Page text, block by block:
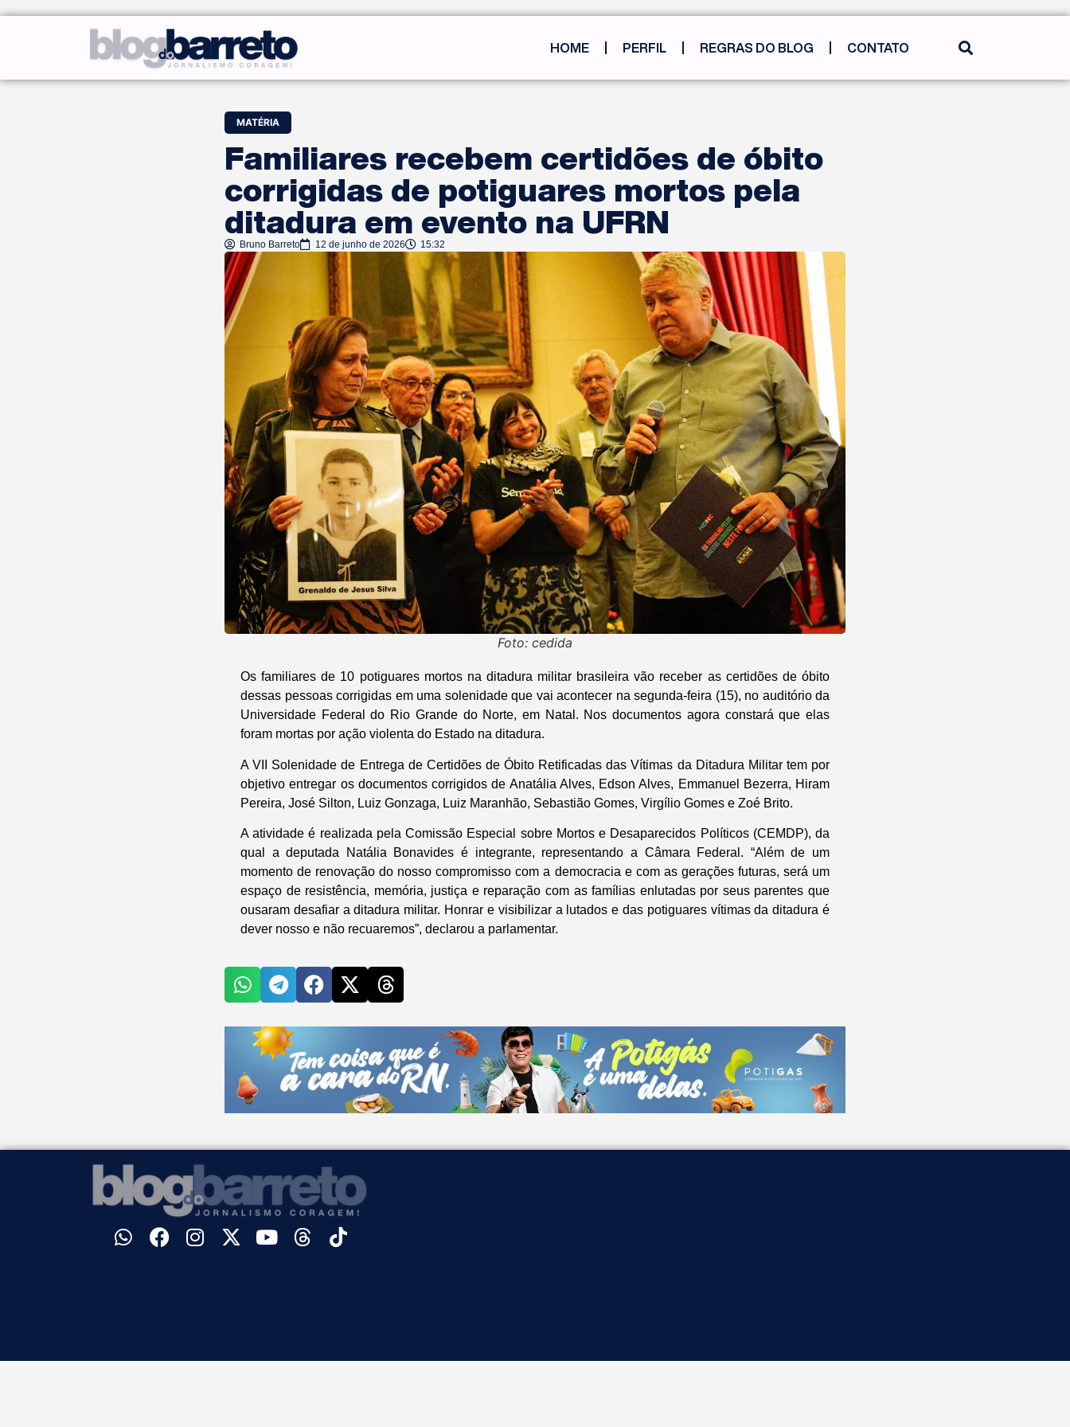
HOME PERFIL REGRAS DO BLOG CONTATO
MATÉRIA
Familiares recebem certidões de óbito
corrigidas de potiguares mortos pela
ditadura em evento na UFRN
Bruno Barreto 12 de junho de 2026 15:32
Foto: cedida
Os familiares de 10 potiguares mortos na ditadura militar brasileira vão receber as certidões de óbito
dessas pessoas corrigidas em uma solenidade que vai acontecer na segunda-feira (15), no auditório da
Universidade Federal do Rio Grande do Norte, em Natal. Nos documentos agora constará que elas
foram mortas por ação violenta do Estado na ditadura.
A VII Solenidade de Entrega de Certidões de Óbito Retificadas das Vítimas da Ditadura Militar tem por
objetivo entregar os documentos corrigidos de Anatália Alves, Edson Alves, Emmanuel Bezerra, Hiram
Pereira, José Silton, Luiz Gonzaga, Luiz Maranhão, Sebastião Gomes, Virgílio Gomes e Zoé Brito.
A atividade é realizada pela Comissão Especial sobre Mortos e Desaparecidos Políticos (CEMDP), da
qual a deputada Natália Bonavides é integrante, representando a Câmara Federal. “Além de um
momento de renovação do nosso compromisso com a democracia e com as gerações futuras, será um
espaço de resistência, memória, justiça e reparação com as famílias enlutadas por seus parentes que
ousaram desafiar a ditadura militar. Honrar e visibilizar a lutados e das potiguares vítimas da ditadura é
dever nosso e não recuaremos”, declarou a parlamentar.